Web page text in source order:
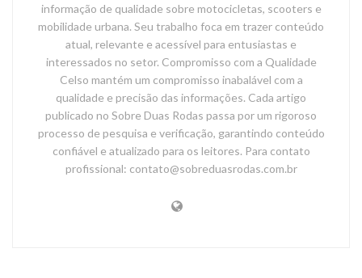
informação de qualidade sobre motocicletas, scooters e
mobilidade urbana. Seu trabalho foca em trazer conteúdo
atual, relevante e acessível para entusiastas e
interessados no setor. Compromisso com a Qualidade
Celso mantém um compromisso inabalável com a
qualidade e precisão das informações. Cada artigo
publicado no Sobre Duas Rodas passa por um rigoroso
processo de pesquisa e verificação, garantindo conteúdo
confiável e atualizado para os leitores. Para contato
profissional: contato@sobreduasrodas.com.br